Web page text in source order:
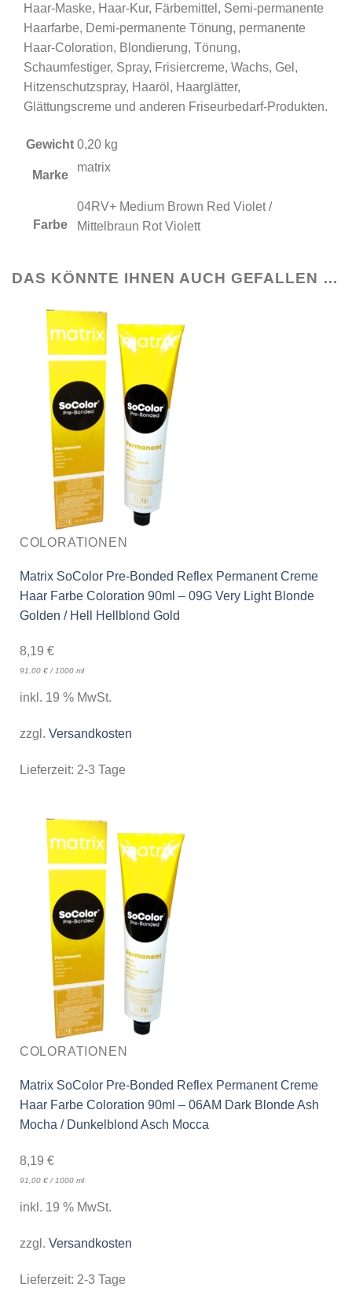
Haar-Maske, Haar-Kur, Färbemittel, Semi-permanente
Haarfarbe, Demi-permanente Tönung, permanente
Haar-Coloration, Blondierung, Tönung,
Schaumfestiger, Spray, Frisiercreme, Wachs, Gel,
Hitzenschutzspray, Haaröl, Haarglätter,
Glättungscreme und anderen Friseurbedarf-Produkten.
Gewicht 0,20 kg
Marke
matrix
Farbe
04RV+ Medium Brown Red Violet /
Mittelbraun Rot Violett
DAS KÖNNTE IHNEN AUCH GEFALLEN …
COLORATIONEN
Matrix SoColor Pre-Bonded Reflex Permanent Creme
Haar Farbe Coloration 90ml – 09G Very Light Blonde
Golden / Hell Hellblond Gold
8,19 €
91,00 €/1000 ml
inkl. 19 % MwSt.
zzgl. Versandkosten
Lieferzeit: 2-3 Tage
COLORATIONEN
Matrix SoColor Pre-Bonded Reflex Permanent Creme
Haar Farbe Coloration 90ml – 06AM Dark Blonde Ash
Mocha / Dunkelblond Asch Mocca
8,19 €
91,00 €/ 1000 ml
inkl. 19 % MwSt.
zzgl. Versandkosten
Lieferzeit: 2-3 Tage